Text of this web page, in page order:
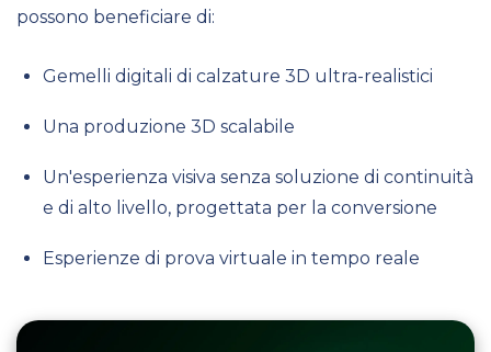
possono beneficiare di:
Gemelli digitali di calzature 3D ultra-realistici
Una produzione 3D scalabile
Un'esperienza visiva senza soluzione di continuità
e di alto livello, progettata per la conversione
Esperienze di prova virtuale in tempo reale